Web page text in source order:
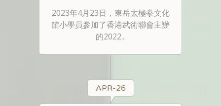
2023年4月23日，東岳太極拳文化
館小學員參加了香港武術聯會主辦
的2022...
APR-26